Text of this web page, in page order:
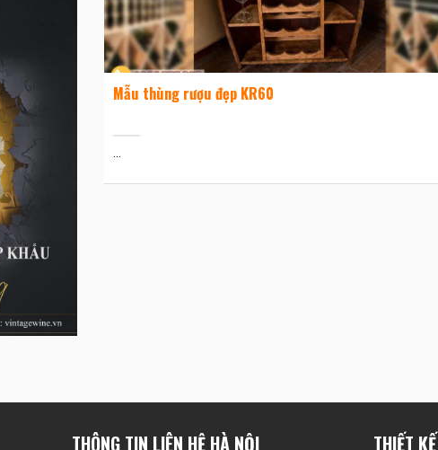
Mẫu thùng rượu đẹp KR60
...
THÔNG TIN LIÊN HỆ HÀ NỘI THIẾT